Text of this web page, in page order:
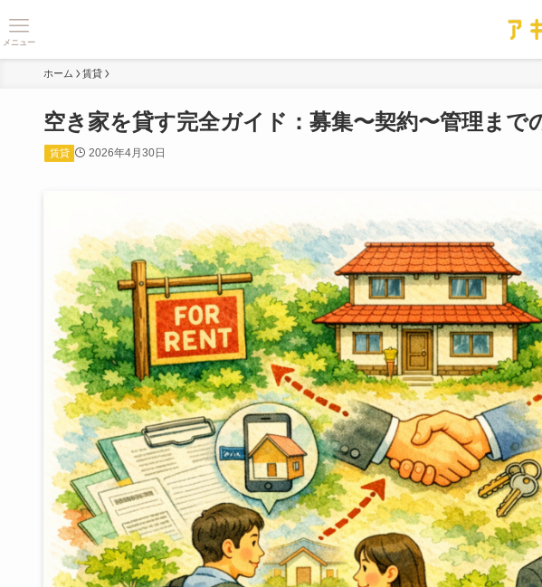
メニュー
ホーム 賃貸
空き家を貸す完全ガイド：募集〜契約〜管理まで
賃貸 2026年4月30日